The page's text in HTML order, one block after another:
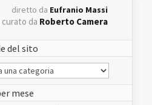
diretto da Eufranio Massi
da Roberto Camera
del sito
mese